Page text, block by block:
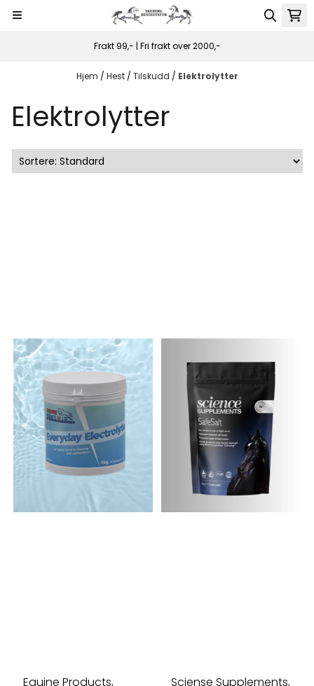
Hopp til innhold
Frakt 99,- | Fri frakt over 2000,-
Hjem / Hest / Tilskudd / Elektrolytter
Elektrolytter
Equine Products,
Sciense Supplements,